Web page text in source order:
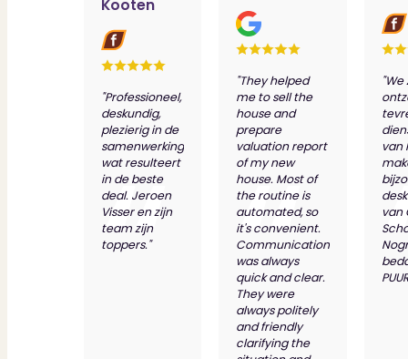
Diensten
Verkoop
Begeleiding naar een succesvolle verkoop
Aankoop
Samen vinden wij jouw droomwoning
Taxatie
Voldoe aan alle wettelijke eisen
Stille Verkoop
Verkoop jouw huis discreet..
Nieuwbouw verkopen
Vraagt om specialistische kennis...
Verhuur uw woning via ons netwerk
Huurwoningen én beheer op maat
Kooten
"Professioneel,
deskundig,
plezierig in de
samenwerking
wat resulteert
in de beste
deal. Jeroen
Visser en zijn
team zijn
toppers."
"They helped
me to sell the
house and
prepare
valuation report
of my new
house. Most of
the routine is
automated, so
it's convenient.
Communication
was always
quick and clear.
They were
always politely
and friendly
clarifying the
"We
van
van